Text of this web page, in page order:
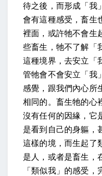
待之後，而形成「我
會有這種感受，畜生
裡面，或許牠不會生
些畜生，牠不了解「
這種境界，去安立「
管牠會不會安立「我
感覺，跟我們內心所
相同的。畜生牠的心
沒有任何的因緣，它
是看到自己的身軀，
這樣的境，而生起了
是人，或者是畜生，
「類似我」的感受